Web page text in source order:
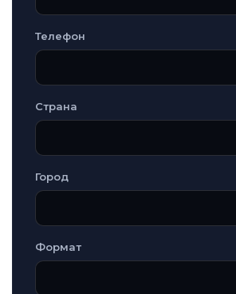
Телефон
Страна
Город
Формат